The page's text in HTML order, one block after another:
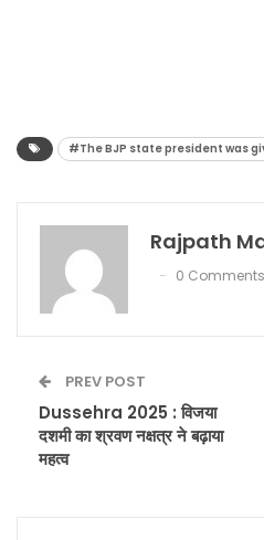
#The BJP state president was
Rajpath
0 Comments
PREV POST
Dussehra 2025 : विजया
दशमी का श्रवण नक्षत्र ने बढ़ाया
महत्व